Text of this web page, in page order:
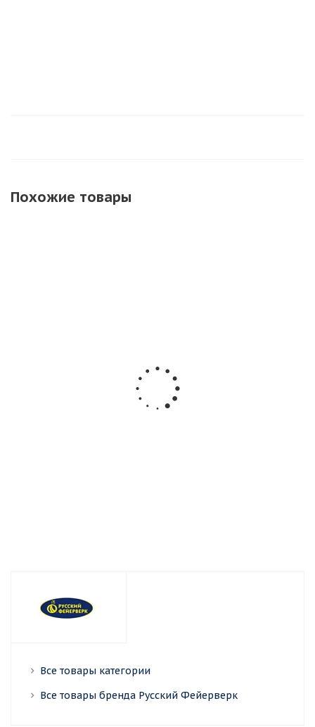
Похожие товары
Фейерверк
РС8683 Время
первых 1.25 х 90
Все товары категории
Все товары бренда Русский Фейерверк